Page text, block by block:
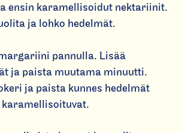
ensin karamellisoidut nektariinit.
ja lohko hedelmät.
pannulla. Lisää
ja paista muutama minuutti.
ja paista kunnes hedelmät
karamellisoituvat.